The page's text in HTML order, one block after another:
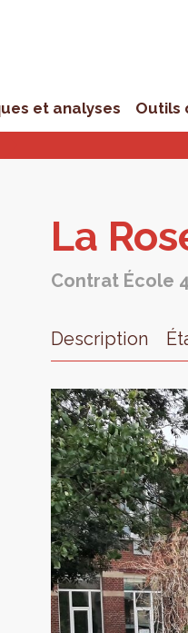
et analyses Outils
La
Contrat École
Description